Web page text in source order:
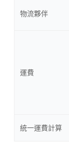
物流夥伴
運費
統一運費計算